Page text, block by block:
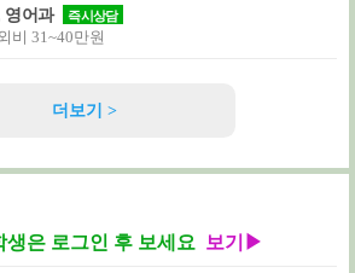
영어과 즉시상담
비 31~40만원
더보기 >
생은 로그인 후 보세요
보기▶